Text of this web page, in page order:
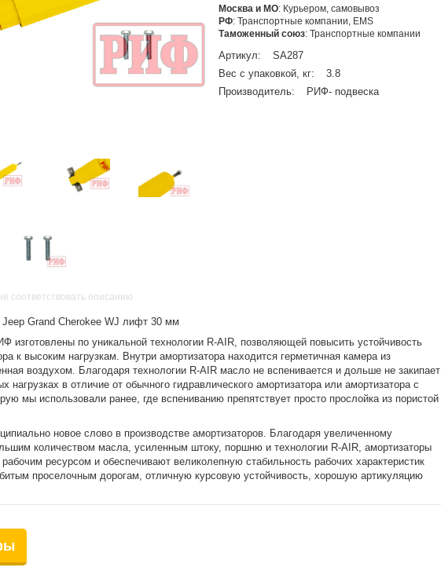
соответствовать описанию
Москва и МО: Курьером, самовывоз
РФ: Транспортные компании, EMS
Таможенный союз: Транспортные компании
Артикул:
SA287
Вес с упаковкой, кг:
3.8
Производитель:
РИФ- подвеска
Grand Cherokee WJ лифт 30 мм
изготовлены по уникальной технологии R-AIR, позволяющей повысить устойчивость
к высоким нагрузкам. Внутри амортизатора находится герметичная камера из
воздухом. Благодаря технологии R-AIR масло не вспенивается и дольше не закипает
нагрузках в отличие от обычного гидравлического амортизатора или амортизатора с
мы использовали ранее, где вспениванию препятствует просто прослойка из пористой
новое слово в производстве амортизаторов. Благодаря увеличенному
количеством масла, усиленным штоку, поршню и технологии R-AIR, амортизаторы
ресурсом и обеспечивают великолепную стабильность рабочих характеристик
проселочным дорогам, отличную курсовую устойчивость, хорошую артикуляцию